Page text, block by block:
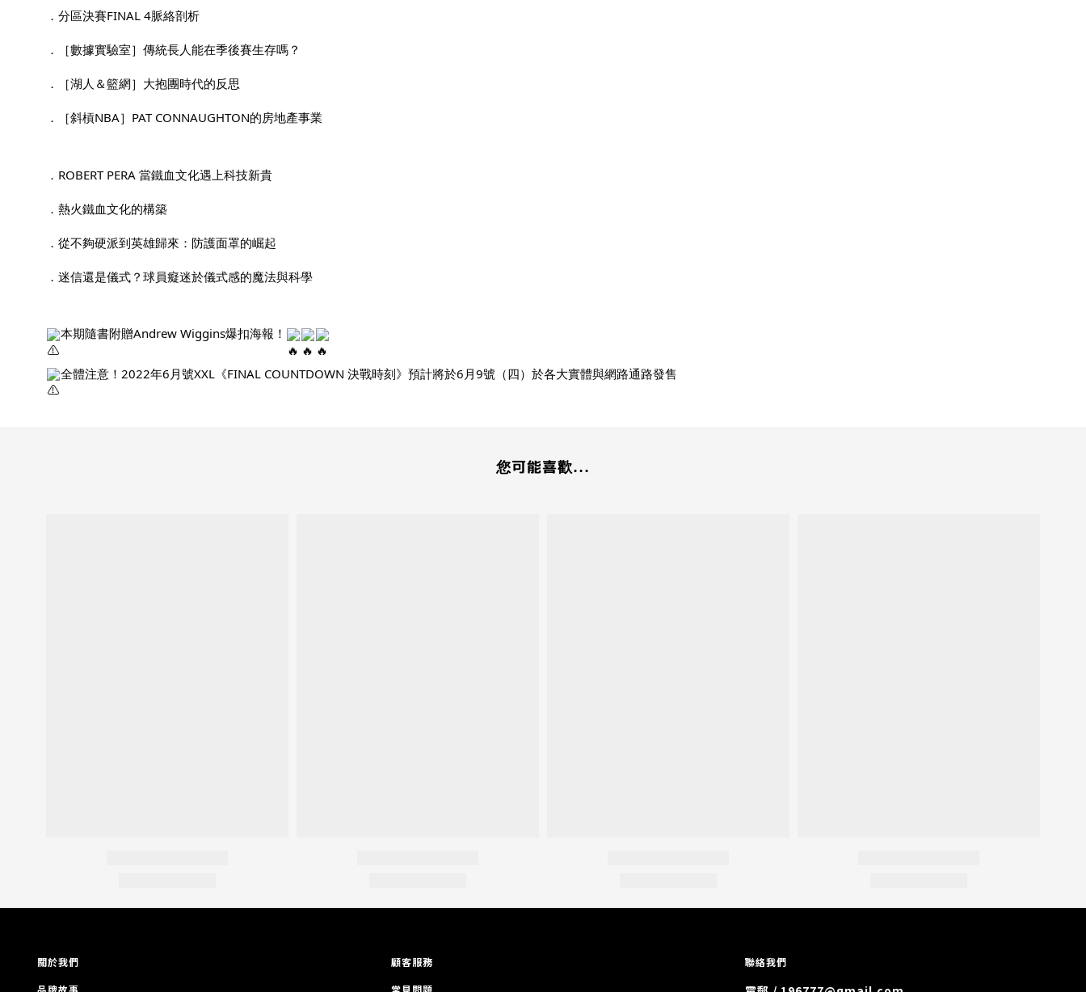
．分區決賽FINAL 4脈絡剖析
．［數據實驗室］傳統長人能在季後賽生存嗎？
．［湖人＆籃網］大抱團時代的反思
．［斜槓NBA］PAT CONNAUGHTON的房地產事業
．ROBERT PERA 當鐵血文化遇上科技新貴
．熱火鐵血文化的構築
．從不夠硬派到英雄歸來：防護面罩的崛起
．迷信還是儀式？球員癡迷於儀式感的魔法與科學
本期隨書附贈Andrew Wiggins爆扣海報！
全體注意！2022年6月號XXL《FINAL COUNTDOWN 決戰時刻》預計將於6月9號（四）於各大實體與網路通路發售
您可能喜歡...
關於我們
品牌故事
顧客服務
常見問題
聯絡我們